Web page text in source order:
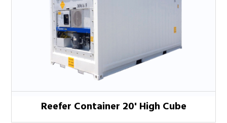
Reefer Container 20' High Cube